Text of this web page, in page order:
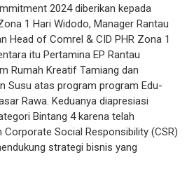
2024 diberikan kepada
1 Hari Widodo, Manager Rantau
Head of Comrel & CID PHR Zona 1
itu Pertamina EP Rantau
Rumah Kreatif Tamiang dan
Susu atas program program Edu-
Rawa. Keduanya diapresiasi
Bintang 4 karena telah
Social Responsibility (CSR)
strategi bisnis yang